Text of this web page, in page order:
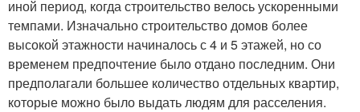
иной период, когда строительство велось ускоренными
темпами. Изначально строительство домов более
высокой этажности начиналось с 4 и 5 этажей, но со
временем предпочтение было отдано последним. Они
предполагали большее количество отдельных квартир,
которые можно было выдать людям для расселения.